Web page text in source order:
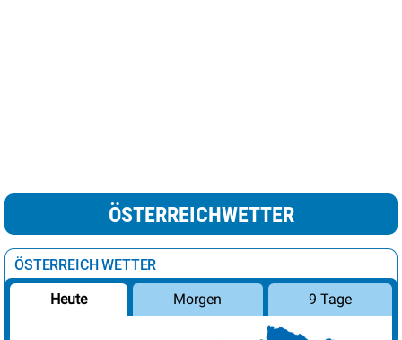
ÖSTERREICHWETTER
ÖSTERREICH WETTER
Heute Morgen 9 Tage